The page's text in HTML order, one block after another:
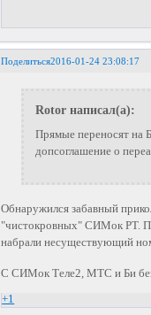
Поделиться2016-01-24 23:08:17
Rotor написал(а):
Прямые переносят на
допсоглашение о
Обнаружился забавный
"чистокровных" СИМок РТ.
набрали несуществующий
С СИМок Теле2, МТС и Би
+1